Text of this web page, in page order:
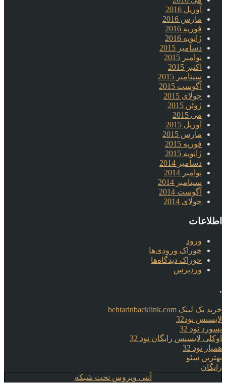
آوریل 2016
مارس 2016
فوریه 2016
ژانویه 2016
دسامبر 2015
نوامبر 2015
اکتبر 2015
سپتامبر 2015
آگوست 2015
جولای 2015
ژوئن 2015
می 2015
آوریل 2015
مارس 2015
فوریه 2015
ژانویه 2015
دسامبر 2014
نوامبر 2014
سپتامبر 2014
آگوست 2014
جولای 2014
اطلاعات
ورود
خوراک ورودی‌ها
خوراک دیدگاه‌ها
وردپرس
.
خرید بک لینک behtarinbacklink.com
لایسنس نود32
پسورد نود 32
اوکلی لایسنس رایگان نود 32
همیار نود 32
بهترین سئو
رایگان
آنتی ویروس تحت شبکه